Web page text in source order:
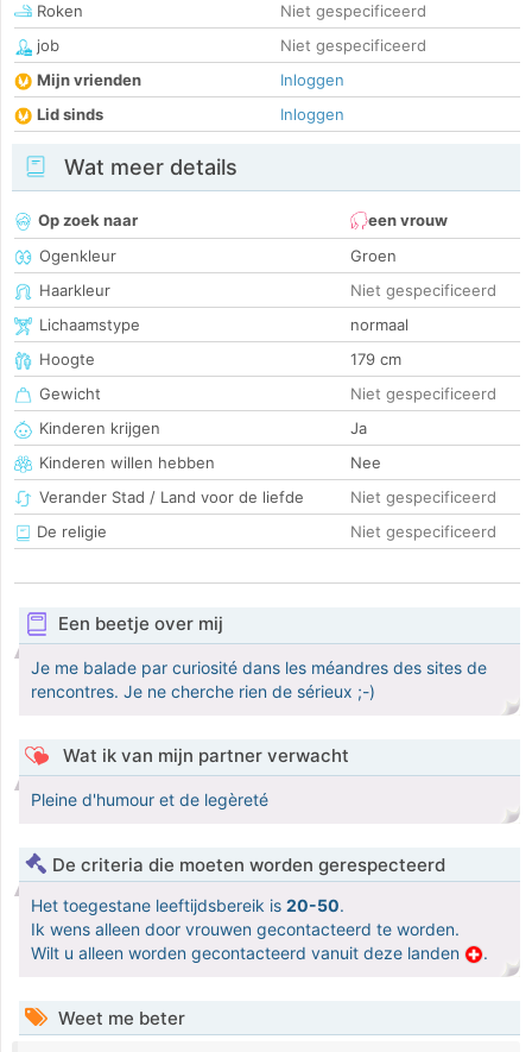
Roken
Niet gespecificeerd
job
Niet gespecificeerd
Mijn vrienden
Inloggen
Lid sinds
Inloggen
Wat meer details
Op zoek naar
een vrouw
Ogenkleur
Groen
Haarkleur
Niet gespecificeerd
Lichaamstype
normaal
Hoogte
179 cm
Gewicht
Niet gespecificeerd
Kinderen krijgen
Ja
Kinderen willen hebben
Nee
Verander Stad / Land voor de liefde
Niet gespecificeerd
De religie
Niet gespecificeerd
Een beetje over mij
Je me balade par curiosité dans les méandres des sites de
rencontres. Je ne cherche rien de sérieux ;-)
Wat ik van mijn partner verwacht
Pleine d'humour et de legèreté
De criteria die moeten worden gerespecteerd
Het toegestane leeftijdsbereik is 20-50.
Ik wens alleen door vrouwen gecontacteerd te worden.
Wilt u alleen worden gecontacteerd vanuit deze landen
.
Weet me beter